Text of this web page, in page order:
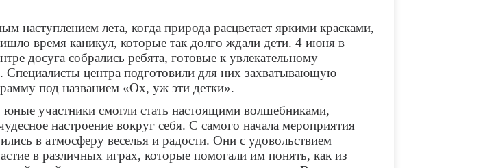
наступлением лета, когда природа расцветает яркими красками,
время каникул, которые так долго ждали дети. 4 июня в
досуга собрались ребята, готовые к увлекательному
центра подготовили для них захватывающую
под названием «Ох, уж эти детки».
участники смогли стать настоящими волшебниками,
настроение вокруг себя. С самого начала мероприятия
в атмосферу веселья и радости. Они с удовольствием
в различных играх, которые помогали им понять, как из